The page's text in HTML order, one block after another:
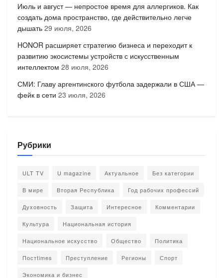
Июль и август — непростое время для аллергиков. Как
создать дома пространство, где действительно легче
дышать 29 июля, 2026
HONOR расширяет стратегию бизнеса и переходит к
развитию экосистемы устройств с искусственным
интеллектом 28 июля, 2026
СМИ: Главу аргентинского футбола задержали в США —
фейк в сети 23 июля, 2026
Рубрики
ULT TV U magazine Актуальное Без категории
В мире Вторая Республика Год рабочих профессий
Духовность Защита Интересное Комментарии
Культура Национальная история
Национальное искусство Общество Политика
Постtimes Преступление Регионы Спорт
Экономика и бизнес